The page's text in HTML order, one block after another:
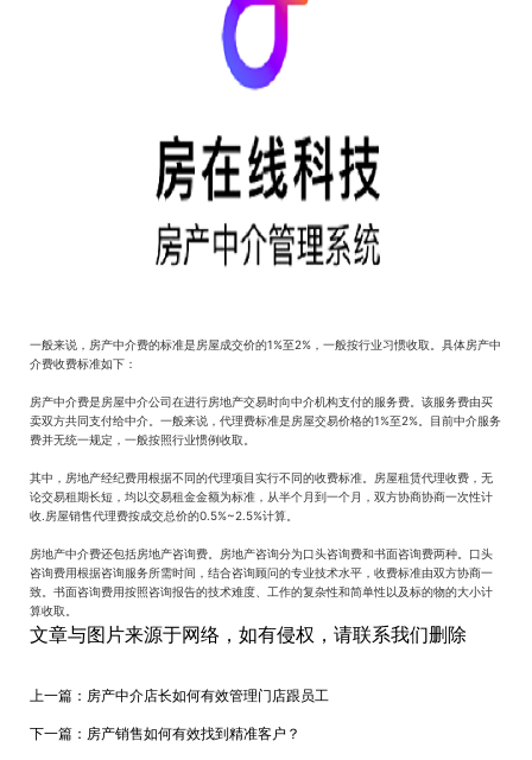
一般来说，房产中介费的标准是房屋成交价的1%至2%，一般按行业习惯收取。具体房产中
介费收费标准如下：
房产中介费是房屋中介公司在进行房地产交易时向中介机构支付的服务费。该服务费由买
卖双方共同支付给中介。一般来说，代理费标准是房屋交易价格的1%至2%。目前中介服务
费并无统一规定，一般按照行业惯例收取。
其中，房地产经纪费用根据不同的代理项目实行不同的收费标准。房屋租赁代理收费，无
论交易租期长短，均以交易租金金额为标准，从半个月到一个月，双方协商协商一次性计
收.房屋销售代理费按成交总价的0.5%~2.5%计算。
房地产中介费还包括房地产咨询费。房地产咨询分为口头咨询费和书面咨询费两种。口头
咨询费用根据咨询服务所需时间，结合咨询顾问的专业技术水平，收费标准由双方协商一
致。书面咨询费用按照咨询报告的技术难度、工作的复杂性和简单性以及标的物的大小计
算收取。
文章与图片来源于网络，如有侵权，请联系我们删除
上一篇： 房产中介店长如何有效管理门店跟员工
下一篇： 房产销售如何有效找到精准客户？